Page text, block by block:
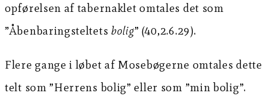
opførelsen af tabernaklet omtales det som
”Åbenbaringsteltets bolig” (40,2.6.29).
Flere gange i løbet af Mosebøgerne omtales dette
telt som ”Herrens bolig” eller som ”min bolig”.